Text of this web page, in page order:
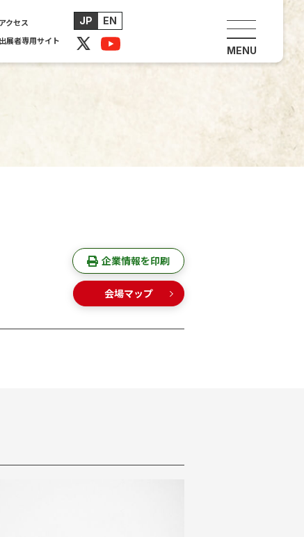
セス
主催セミナー・企画
展示／イベント
主催セミナー(聴講予約)
出展者ワークショップ
アクセス
出展者専用サイト
JP EN
企業情報を印刷
会場マップ